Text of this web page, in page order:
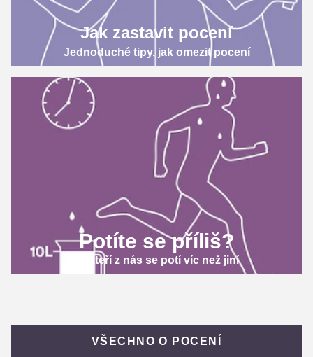
Jak zastavit pocení
Jednoduché tipy, jak omezit pocení
Potíte se příliš?
Někteří z nás se potí víc než jiní
VŠECHNO O POCENÍ